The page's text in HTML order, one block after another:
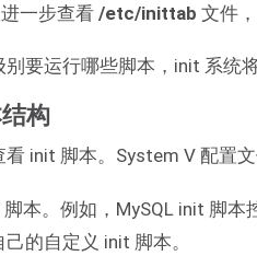
一步查看 /etc/inittab 文件
要运行哪些脚本，init 系统
构
看 init 脚本。System V 配置
本。例如，MySQL init 脚
的自定义 init 脚本。